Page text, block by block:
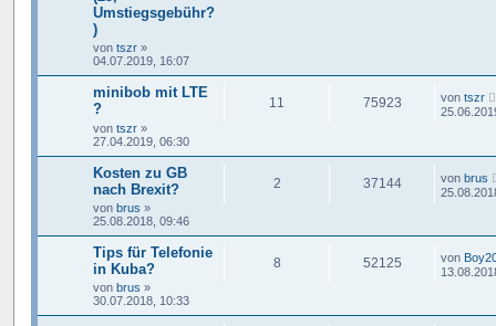
Umstiegsgebühr?
)
von tszr »
04.07.2019, 16:07
minibob mit LTE
?
von tszr »
27.04.2019, 06:30
11 75923 von tszr
Kosten zu GB
nach Brexit?
von brus »
25.08.2018, 09:46
2 37144 von brus
Tips für Telefonie
in Kuba?
von brus »
30.07.2018, 10:33
8 52125 von